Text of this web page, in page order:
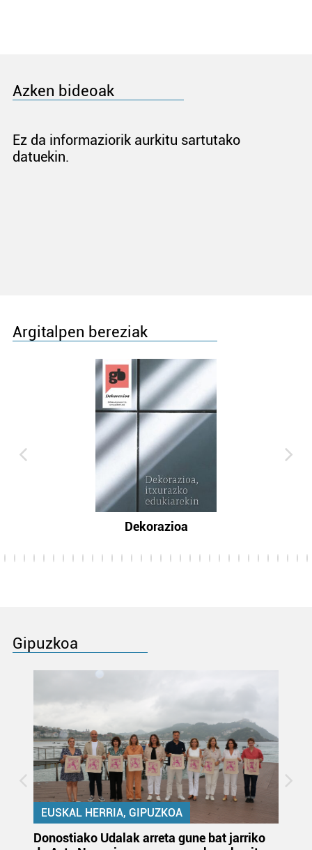
Azken bideoak
Ez da informaziorik aurkitu sartutako
datuekin.
Argitalpen bereziak
Dekorazioa
Gipuzkoa
EUSKAL HERRIA, GIPUZKOA
Donostiako Udalak arreta gune bat jarriko